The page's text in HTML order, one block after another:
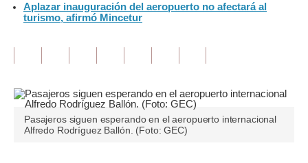
Plus G
Opinión
Pregunta de hoy
Blogs
Aplazar inauguración del aeropuerto no afectará al
turismo, afirmó Mincetur
Pasajeros siguen esperando en el aeropuerto internacional
Alfredo Rodríguez Ballón. (Foto: GEC)